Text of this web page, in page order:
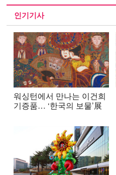
인기기사
워싱턴에서 만나는 이건희
기증품… ‘한국의 보물’展